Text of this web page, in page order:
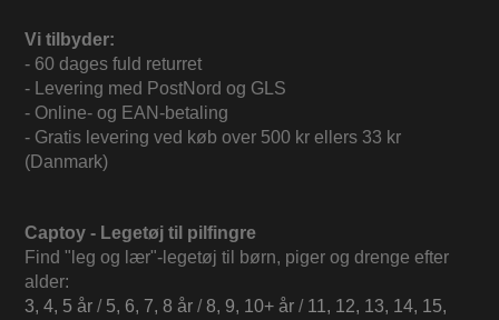
Vi tilbyder:
- 60 dages fuld returret
- Levering med PostNord og GLS
- Online- og EAN-betaling
- Gratis levering ved køb over 500 kr ellers 33 kr
(Danmark)
Captoy - Legetøj til pilfingre
Find "leg og lær"-legetøj til børn, piger og drenge efter
alder:
3, 4, 5 år / 5, 6, 7, 8 år /8, 9, 10+ år / 11, 12, 13, 14, 15,